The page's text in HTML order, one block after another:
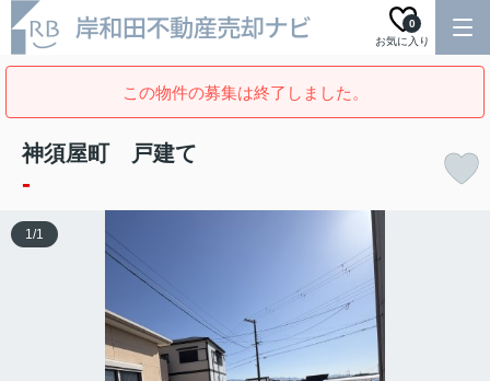
お気に入り
0
この物件の募集は終了しました。
神須屋町 戸建て
-
1/1